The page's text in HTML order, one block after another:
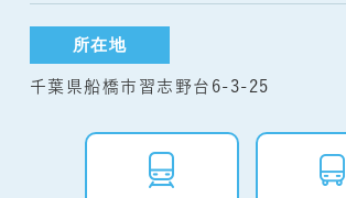
所在地
千葉県船橋市習志野台6-3-25